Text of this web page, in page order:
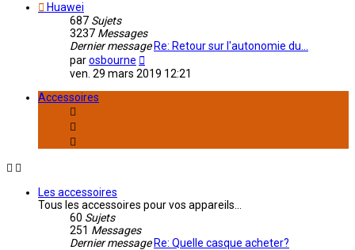
Huawei
687 Sujets
3237 Messages
Dernier message Re: Retour sur l'autonomie du…
parosbourne
le
ven. 29 mars 2019 12:21
Accessoires
Les accessoires
Tous les accessoires pour vos appareils...
60 Sujets
251 Messages
Dernier message Re: Quelle casque acheter?